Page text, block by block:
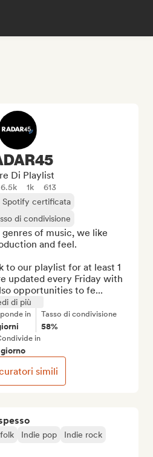
Indie pop
Indie rock
Di Playlist
6.5k 1k
613
Spotify certificata
di condivisione
of music, we like
and feel.
to our playlist for at least 1
updated every Friday with
opportunities to fe...
di più
in Tasso di condivisione
58%
in
giorno
simili